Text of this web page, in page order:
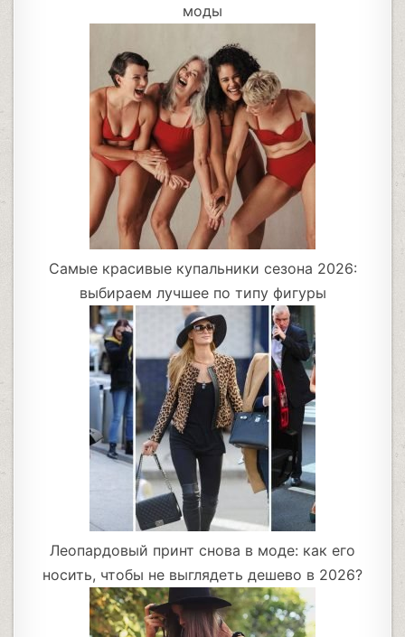
моды
Самые красивые купальники сезона 2026:
выбираем лучшее по типу фигуры
Леопардовый принт снова в моде: как его
носить, чтобы не выглядеть дешево в 2026?